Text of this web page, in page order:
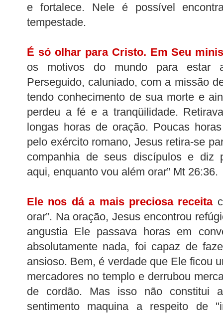
e fortalece. Nele é possível
tempestade.
É só olhar para Cristo. Em Seu
os motivos do mundo para estar
Perseguido, caluniado, com a missão
tendo conhecimento de sua morte e
perdeu a fé e a tranqüilidade.
longas horas de oração. Poucas
pelo exército romano, Jesus retira-se
companhia de seus discípulos e diz
aqui, enquanto vou além orar” Mt 26:36.
Ele nos dá a mais preciosa receita
orar”. Na oração, Jesus encontrou
angustia Ele passava horas em
absolutamente nada, foi capaz de
ansioso. Bem, é verdade que Ele ficou
mercadores no templo e derrubou
de cordão. Mas isso não constitui
sentimento maquina a respeito de